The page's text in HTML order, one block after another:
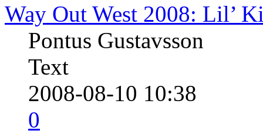
Way Out West 2008: Lil’
Pontus Gustavsson
Text
2008-08-10 10:38
0